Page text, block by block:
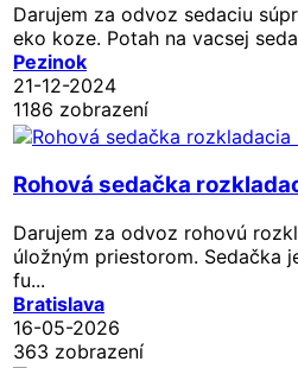
Darujem za odvoz sedaciu
eko koze. Potah na vacsej
Pezinok
21-12-2024
1186 zobrazení
Rohová sedačka
Darujem za odvoz rohovú
úložným priestorom. Sedačka
fu...
Bratislava
16-05-2026
363 zobrazení